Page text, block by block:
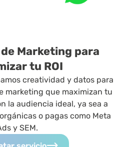
tu ROI
creatividad y datos para
marketing que maximizan tu
la audiencia ideal, ya sea a
o pagas como Meta
y SEM.